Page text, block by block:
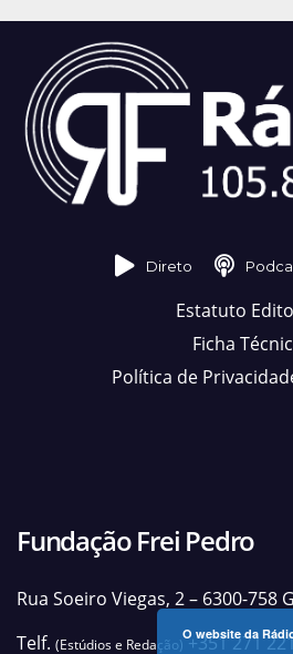
Direto
Estatuto
Ficha
Política de
Fundação Frei Pedro
Rua Soeiro Viegas, 2 – 6300-758
Telf. (Estúdios e Redação)+351 271
O website da